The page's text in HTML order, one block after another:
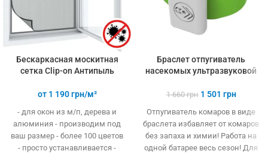
Бескаркасная москитная
сетка Clip-on Антипыль
от 1 190грн/м²
- для окон из м/п, дерева и
алюминия - производим под
ваш размер - более 100 цветов
- просто устанавливается -
Браслет отпугиватель
насекомых ультразвуковой
1 660грн 1 501 грн
Отпугиватель комаров в виде
браслета избавляет от комаров
без запаха и химии! Работа на
одной батарее весь сезон! Для